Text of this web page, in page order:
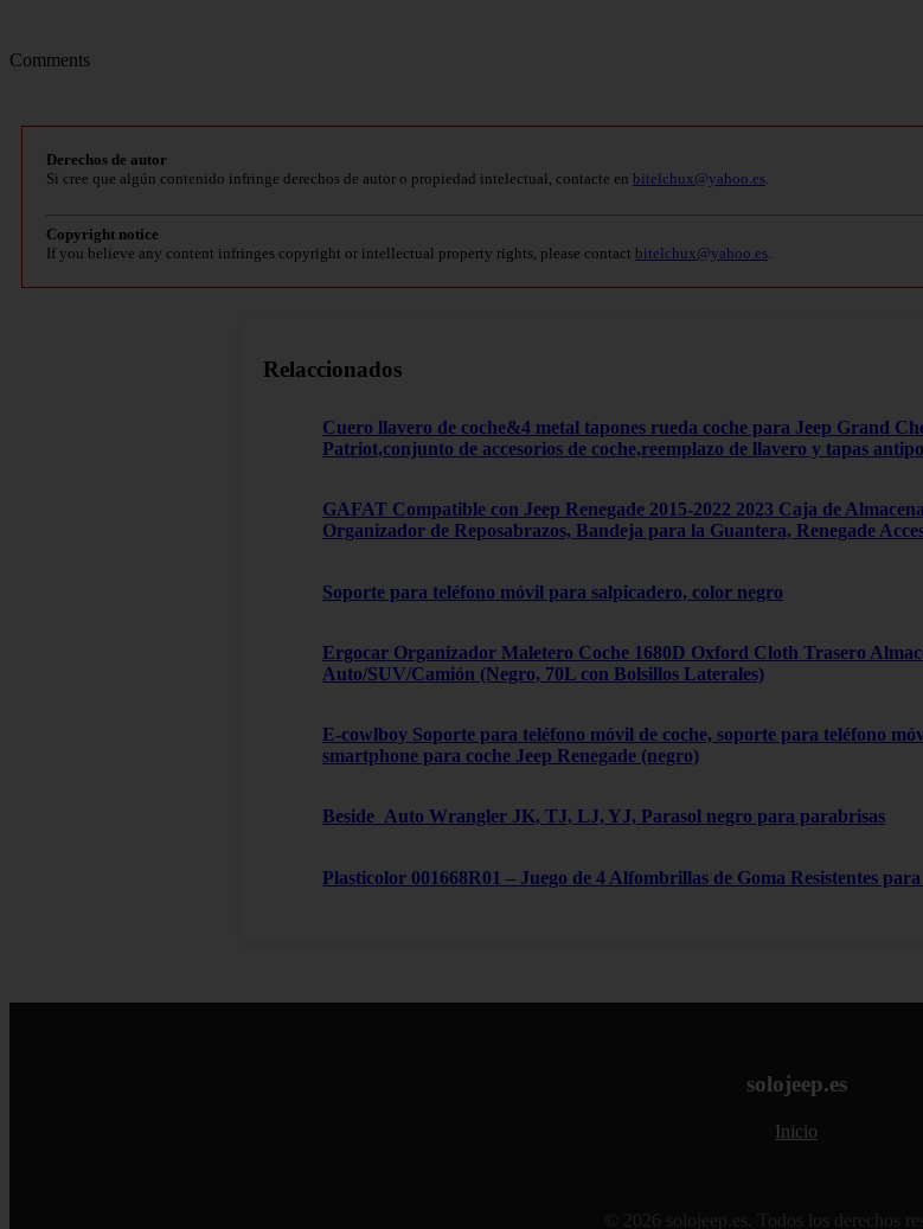
Comments
Derechos de autor
Si cree que algún contenido infringe derechos de autor o propiedad intelectual, contacte en bitelchux@yahoo.es
Copyright notice
If you believe any content infringes copyright or intellectual property rights, please contact bitelchux@yahoo.es
Relaccionados
Cuero llavero de coche&4 metal tapones rueda coche para Jeep Grand
Patriot,conjunto de accesorios de coche,reemplazo de llavero y tapas
GAFAT Compatible con Jeep Renegade 2015-2022 2023 Caja de
Organizador de Reposabrazos, Bandeja para la Guantera, Renegade
Soporte para teléfono móvil para salpicadero, color negro
Ergocar Organizador Maletero Coche 1680D Oxford Cloth Trasero
Auto/SUV/Camión (Negro, 70L con Bolsillos Laterales)
E-cowlboy Soporte para teléfono móvil de coche, soporte para teléfono
smartphone para coche Jeep Renegade (negro)
Beside_Auto Wrangler JK, TJ, LJ, YJ, Parasol negro para parabrisas
Plasticolor 001668R01 – Juego de 4 Alfombrillas de Goma Resistentes
solojeep.es
Inicio
© 2026 solojeep.es. Todos los derechos